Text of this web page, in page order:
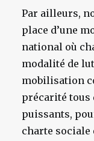
Par ailleurs,
place d’une
national où
modalité de
mobilisation
précarité tous
puissants,
charte sociale